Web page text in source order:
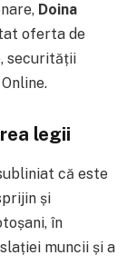
Doina
oferta de
securității
legii
că este
și
în
muncii și a